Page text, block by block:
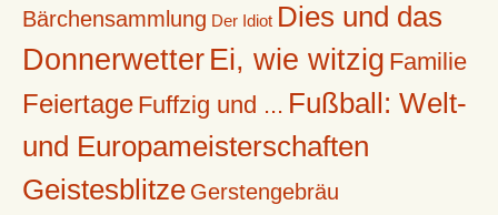
Bärchensammlung Der Idiot Dies und das
Donnerwetter Ei, wie witzig Familie
Feiertage Fuffzig und ... Fußball: Welt-
und Europameisterschaften
Geistesblitze Gerstengebräu